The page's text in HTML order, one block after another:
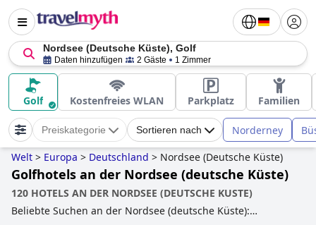
Nordsee (Deutsche Küste), Golf
Daten hinzufügen 2 Gäste 1 Zimmer
Golf Kostenfreies WLAN Parkplatz Familien
Preiskategorie Sortieren nach Norderney
Welt > Europa > Deutschland > Nordsee (Deutsche Küste)
Golfhotels an der Nordsee (deutsche Küste)
120 HOTELS AN DER NORDSEE (DEUTSCHE KUSTE)
Beliebte Suchen an der Nordsee (deutsche Küste):